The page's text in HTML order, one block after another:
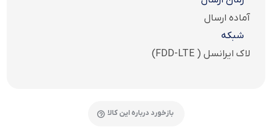
آماده ارسال
شبکه
لاک ایرانسل ( FDD-LTE)
بازخورد درباره این کالا